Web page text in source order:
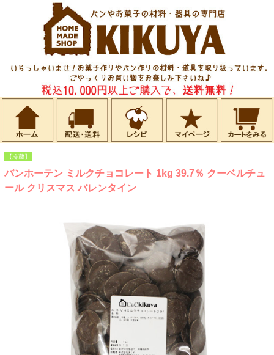
【冷蔵】
バンホーテン ミルクチョコレート 1kg 39.7％ クーベルチュ
ール クリスマス バレンタイン